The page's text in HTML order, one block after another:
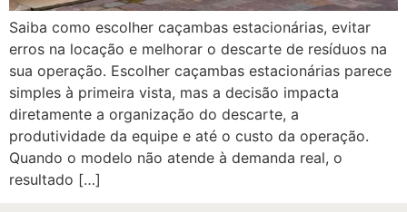
Saiba como escolher caçambas estacionárias, evitar
erros na locação e melhorar o descarte de resíduos na
sua operação. Escolher caçambas estacionárias parece
simples à primeira vista, mas a decisão impacta
diretamente a organização do descarte, a
produtividade da equipe e até o custo da operação.
Quando o modelo não atende à demanda real, o
resultado […]